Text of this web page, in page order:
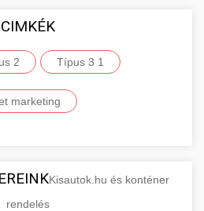
CIMKÉK
2 Típus 3 1
marketing
Kisautok.hu és konténer
rendelés